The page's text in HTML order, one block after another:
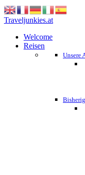
Traveljunkies.at
Welcome
Reisen
Unsere